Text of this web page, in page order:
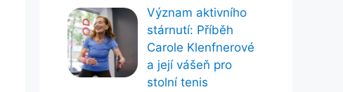
Význam aktivního
stárnutí: Příběh
Carole Klenfnerové
a její vášeň pro
stolní tenis